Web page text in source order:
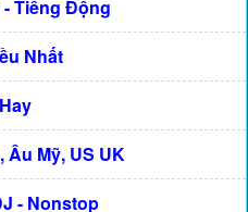
Tiếng Động
Nhất
Mỹ, US UK
- Nonstop